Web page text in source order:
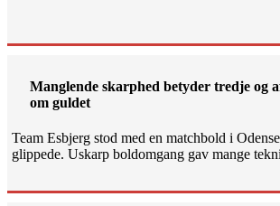
Manglende skarphed betyder tredje og
om guldet
Team Esbjerg stod med en matchbold i
glippede. Uskarp boldomgang gav mange